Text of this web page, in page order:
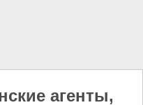
агенты,